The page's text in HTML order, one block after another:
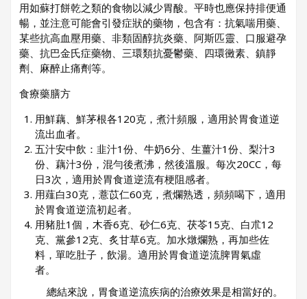
用如蘇打餅乾之類的食物以減少胃酸。平時也應保持排便通
暢，並注意可能會引發症狀的藥物，包含有：抗氣喘用藥、
某些抗高血壓用藥、非類固醇抗炎藥、阿斯匹靈、口服避孕
藥、抗巴金氏症藥物、三環類抗憂鬱藥、四環黴素、鎮靜
劑、麻醉止痛劑等。
食療藥膳方
用鮮藕、鮮茅根各120克，煮汁頻服，適用於胃食道逆
流出血者。
五汁安中飲：韭汁1份、牛奶6分、生薑汁1份、梨汁3
份、藕汁3份，混勻後煮沸，然後溫服。每次20CC，每
日3次，適用於胃食道逆流有梗阻感者。
用薤白30克，薏苡仁60克，煮爛熟透，頻頻喝下，適用
於胃食道逆流初起者。
用豬肚1個，木香6克、砂仁6克、茯苓15克、白朮12
克、黨參12克、炙甘草6克。加水燉爛熟，再加些佐
料，單吃肚子，飲湯。適用於胃食道逆流脾胃氣虛
者。
總結來說，胃食道逆流疾病的治療效果是相當好的。